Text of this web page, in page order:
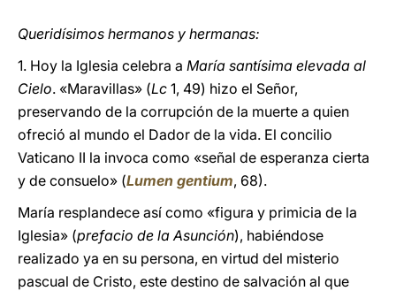
Queridísimos hermanos y hermanas:
1. Hoy la Iglesia celebra a María santísima elevada al
Cielo. «Maravillas» (Lc 1, 49) hizo el Señor,
preservando de la corrupción de la muerte a quien
ofreció al mundo el Dador de la vida. El concilio
Vaticano II la invoca como «señal de esperanza cierta
y de consuelo» (Lumen gentium, 68).
María resplandece así como «figura y primicia de la
Iglesia» (prefacio de la Asunción), habiéndose
realizado ya en su persona, en virtud del misterio
pascual de Cristo, este destino de salvación al que